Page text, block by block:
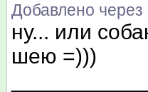
Добавлено
ну... или
шею =)))